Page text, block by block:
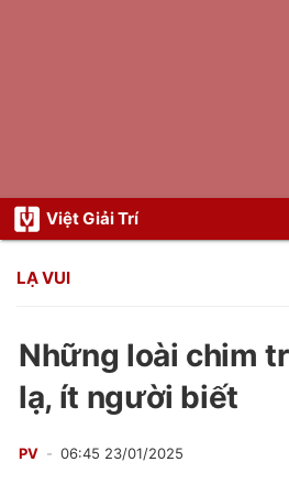
Việt Giải Trí
LẠ VUI
Những loài chim
lạ, ít người biết
PV 06:45 23/01/2025